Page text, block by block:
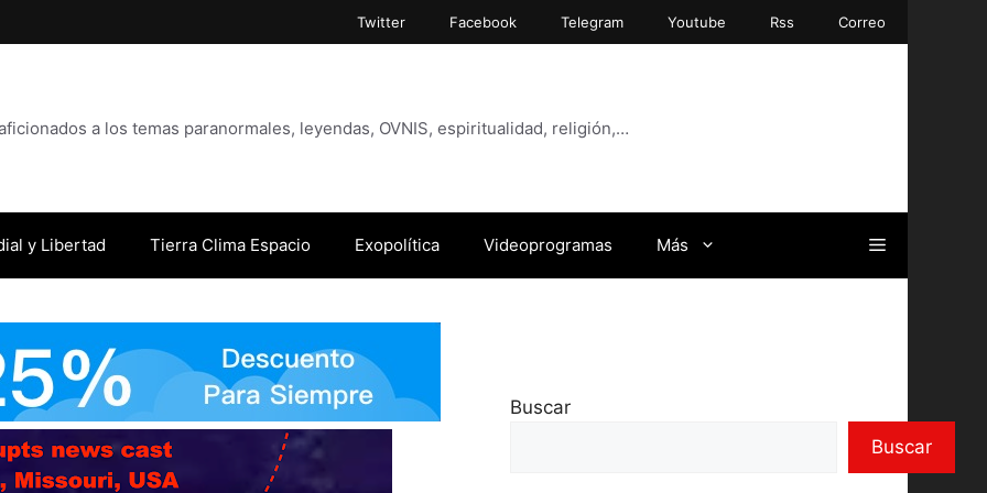
Twitter Facebook Telegram Youtube Rss Correo
a los temas paranormales, leyendas, OVNIS, espiritualidad, religión,…
y Libertad Tierra Clima Espacio Exopolítica Videoprogramas Más
Buscar
Buscar